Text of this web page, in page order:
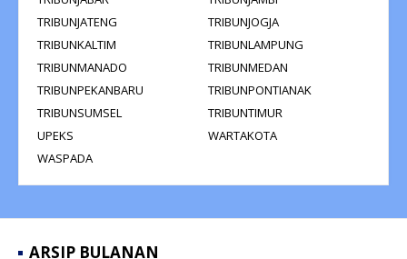
TRIBUNJATENG
TRIBUNJOGJA
TRIBUNKALTIM
TRIBUNLAMPUNG
TRIBUNMANADO
TRIBUNMEDAN
TRIBUNPEKANBARU
TRIBUNPONTIANAK
TRIBUNSUMSEL
TRIBUNTIMUR
UPEKS
WARTAKOTA
WASPADA
ARSIP BULANAN